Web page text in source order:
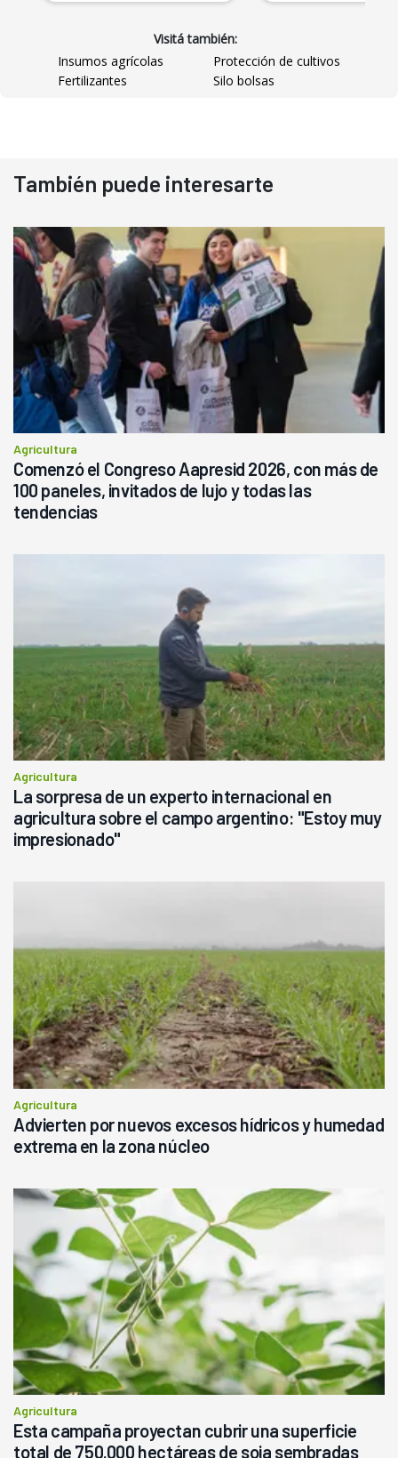
Visitá también:
Insumos agrícolas
Protección de cultivos
Fertilizantes
Silo bolsas
También puede interesarte
Agricultura
Comenzó el Congreso Aapresid 2026, con más de
100 paneles, invitados de lujo y todas las
tendencias
Agricultura
La sorpresa de un experto internacional en
agricultura sobre el campo argentino: "Estoy muy
impresionado"
Agricultura
Advierten por nuevos excesos hídricos y humedad
extrema en la zona núcleo
Agricultura
Esta campaña proyectan cubrir una superficie
total de 750.000 hectáreas de soja sembradas